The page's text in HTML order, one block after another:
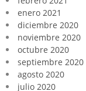
enero 2021
diciembre 2020
noviembre 2020
octubre 2020
septiembre 2020
agosto 2020
julio 2020